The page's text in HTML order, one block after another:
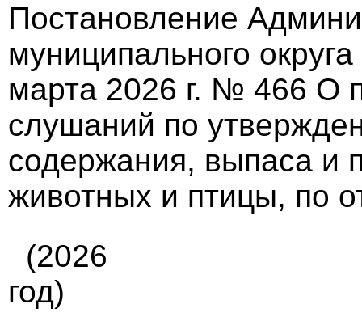
Постановление
муниципального
марта 2026 г. № 466 О
слушаний по
содержания, выпаса и
животных и птицы, по
(2026
год)